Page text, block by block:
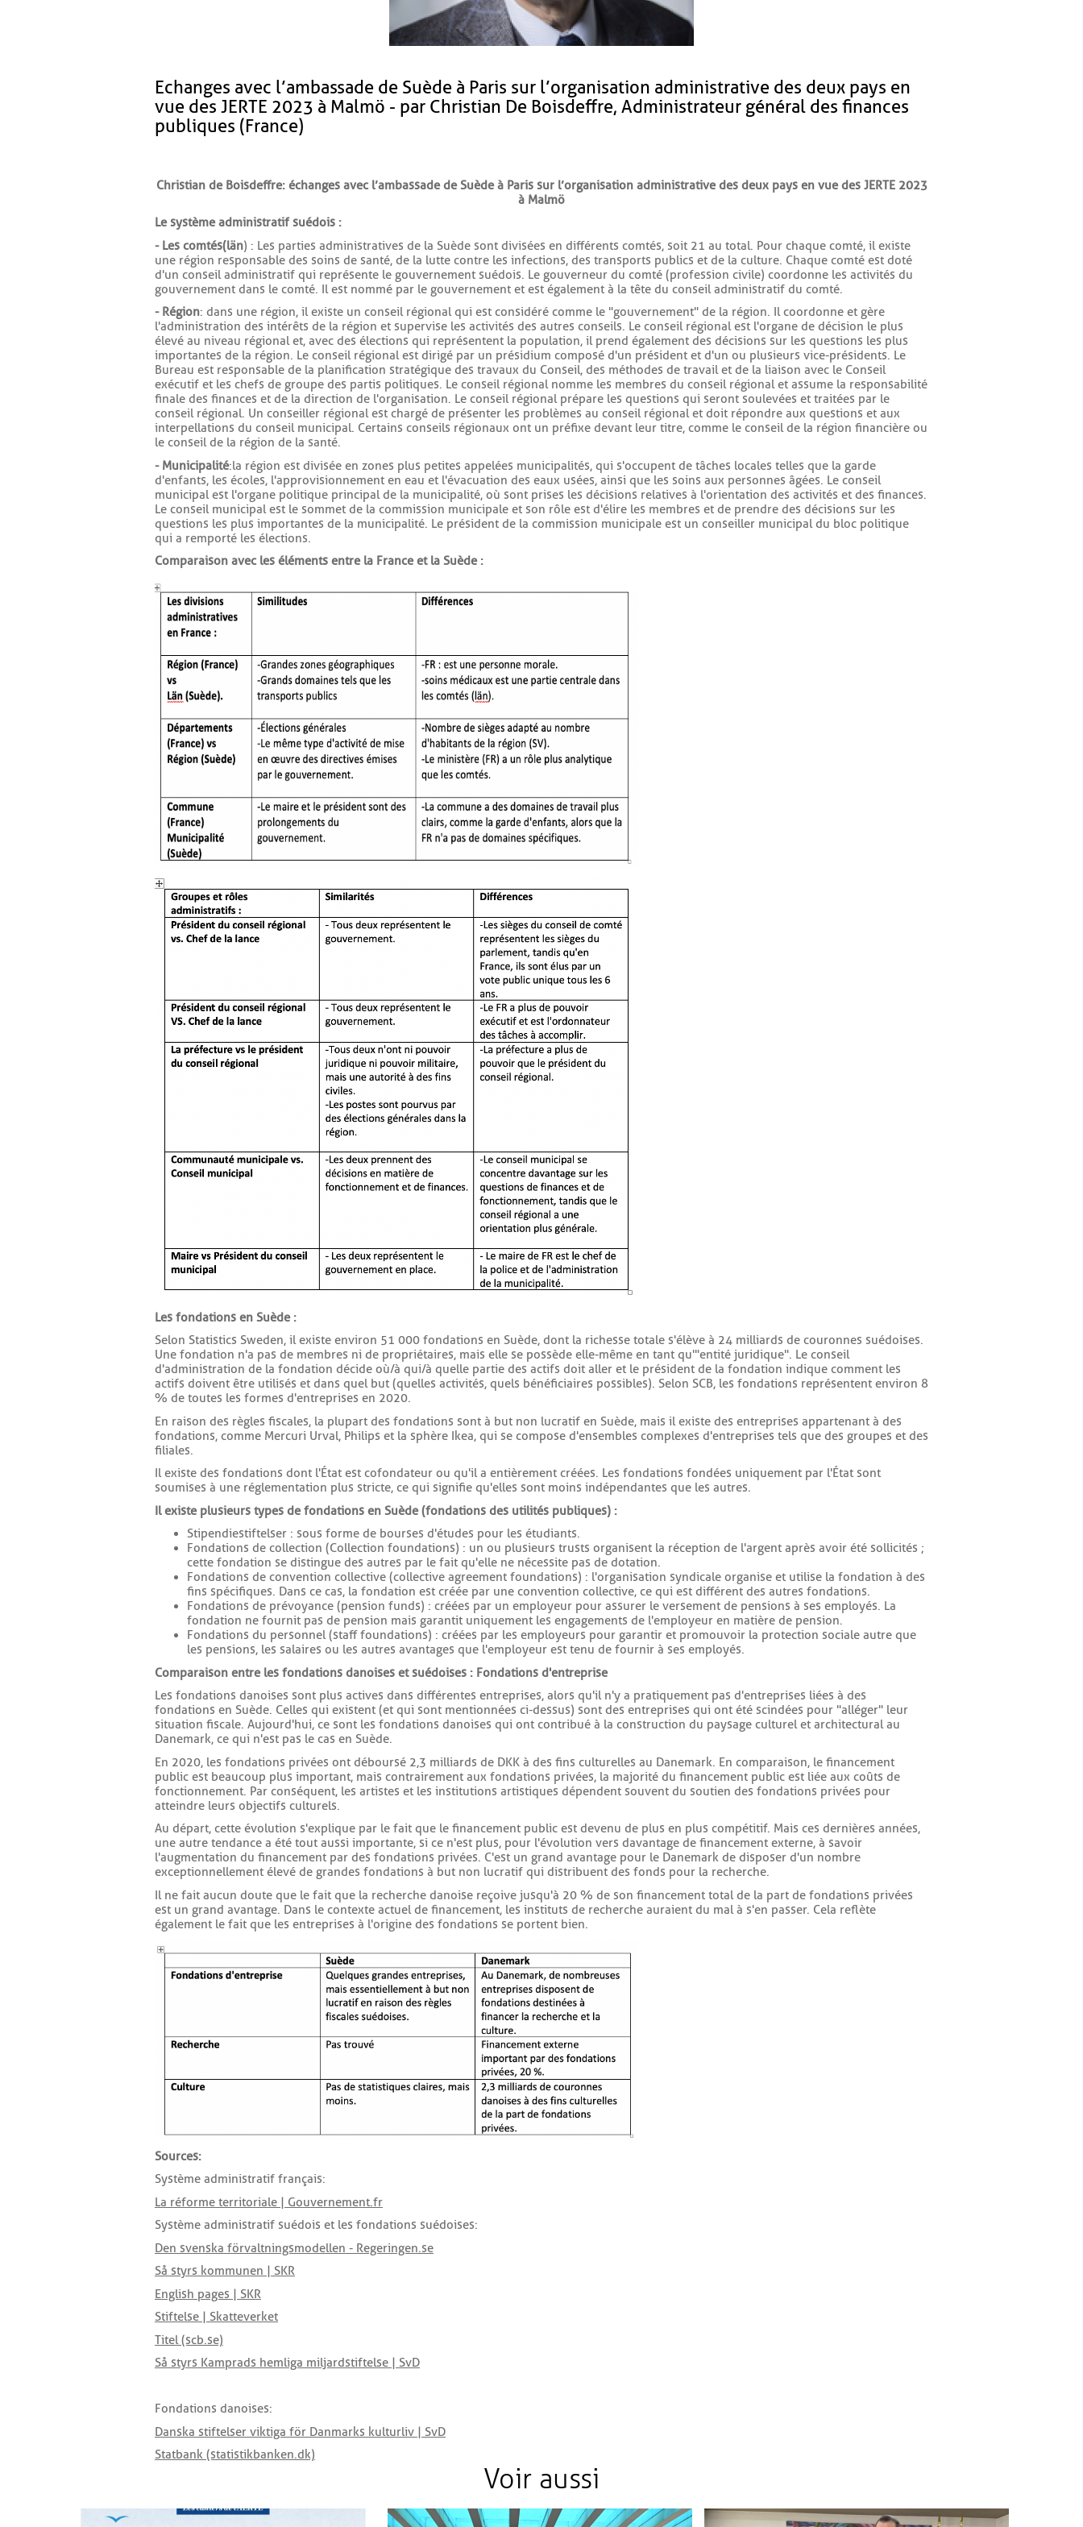
Echanges avec l’ambassade de Suède à Paris sur l’organisation administrative des deux pays en
vue des JERTE 2023 à Malmö - par Christian De Boisdeffre, Administrateur général des finances
publiques (France)
Christian de Boisdeffre : échanges avec l’ambassade de Suède à Paris sur l’organisation administrative des deux pays en vue des JERTE 2023
à Malmö
Le système administratif suédois :
- Les comtés (län) : Les parties administratives de la Suède sont divisées en différents comtés, soit 21 au total. Pour chaque comté, il existe
une région responsable des soins de santé, de la lutte contre les infections, des transports publics et de la culture. Chaque comté est doté
d'un conseil administratif qui représente le gouvernement suédois. Le gouverneur du comté (profession civile) coordonne les activités du
gouvernement dans le comté. Il est nommé par le gouvernement et est également à la tête du conseil administratif du comté.
- Région: dans une région, il existe un conseil régional qui est considéré comme le "gouvernement" de la région. Il coordonne et gère
l'administration des intérêts de la région et supervise les activités des autres conseils. Le conseil régional est l'organe de décision le plus
élevé au niveau régional et, avec des élections qui représentent la population, il prend également des décisions sur les questions les plus
importantes de la région. Le conseil régional est dirigé par un présidium composé d'un président et d'un ou plusieurs vice-présidents. Le
Bureau est responsable de la planification stratégique des travaux du Conseil, des méthodes de travail et de la liaison avec le Conseil
exécutif et les chefs de groupe des partis politiques. Le conseil régional nomme les membres du conseil régional et assume la responsabilité
finale des finances et de la direction de l'organisation. Le conseil régional prépare les questions qui seront soulevées et traitées par le
conseil régional. Un conseiller régional est chargé de présenter les problèmes au conseil régional et doit répondre aux questions et aux
interpellations du conseil municipal. Certains conseils régionaux ont un préfixe devant leur titre, comme le conseil de la région financière ou
le conseil de la région de la santé.
- Municipalité: la région est divisée en zones plus petites appelées municipalités, qui s'occupent de tâches locales telles que la garde
d'enfants, les écoles, l'approvisionnement en eau et l'évacuation des eaux usées, ainsi que les soins aux personnes âgées. Le conseil
municipal est l'organe politique principal de la municipalité, où sont prises les décisions relatives à l'orientation des activités et des finances.
Le conseil municipal est le sommet de la commission municipale et son rôle est d'élire les membres et de prendre des décisions sur les
questions les plus importantes de la municipalité. Le président de la commission municipale est un conseiller municipal du bloc politique
qui a remporté les élections.
Comparaison avec les éléments entre la France et la Suède :
Les fondations en Suède :
Selon Statistics Sweden, il existe environ 51 000 fondations en Suède, dont la richesse totale s'élève à 24 milliards de couronnes suédoises.
Une fondation n'a pas de membres ni de propriétaires, mais elle se possède elle-même en tant qu'"entité juridique". Le conseil
d'administration de la fondation décide où/à qui/à quelle partie des actifs doit aller et le président de la fondation indique comment les
actifs doivent être utilisés et dans quel but (quelles activités, quels bénéficiaires possibles). Selon SCB, les fondations représentent environ 8
% de toutes les formes d'entreprises en 2020.
En raison des règles fiscales, la plupart des fondations sont à but non lucratif en Suède, mais il existe des entreprises appartenant à des
fondations, comme Mercuri Urval, Philips et la sphère Ikea, qui se compose d'ensembles complexes d'entreprises tels que des groupes et des
filiales.
Il existe des fondations dont l'État est cofondateur ou qu'il a entièrement créées. Les fondations fondées uniquement par l'État sont
soumises à une réglementation plus stricte, ce qui signifie qu'elles sont moins indépendantes que les autres.
Il existe plusieurs types de fondations en Suède (fondations des utilités publiques) :
Stipendiestiftelser : sous forme de bourses d'études pour les étudiants.
Fondations de collection (Collection foundations) : un ou plusieurs trusts organisent la réception de l'argent après avoir été sollicités ;
cette fondation se distingue des autres par le fait qu'elle ne nécessite pas de dotation.
Fondations de convention collective (collective agreement foundations) : l'organisation syndicale organise et utilise la fondation à des
fins spécifiques. Dans ce cas, la fondation est créée par une convention collective, ce qui est différent des autres fondations.
Fondations de prévoyance (pension funds) : créées par un employeur pour assurer le versement de pensions à ses employés. La
fondation ne fournit pas de pension mais garantit uniquement les engagements de l'employeur en matière de pension.
Fondations du personnel (staff foundations) : créées par les employeurs pour garantir et promouvoir la protection sociale autre que
les pensions, les salaires ou les autres avantages que l'employeur est tenu de fournir à ses employés.
Comparaison entre les fondations danoises et suédoises : Fondations d'entreprise
Les fondations danoises sont plus actives dans différentes entreprises, alors qu'il n'y a pratiquement pas d'entreprises liées à des
fondations en Suède. Celles qui existent (et qui sont mentionnées ci-dessus) sont des entreprises qui ont été scindées pour "alléger" leur
situation fiscale. Aujourd'hui, ce sont les fondations danoises qui ont contribué à la construction du paysage culturel et architectural au
Danemark, ce qui n'est pas le cas en Suède.
En 2020, les fondations privées ont déboursé 2,3 milliards de DKK à des fins culturelles au Danemark. En comparaison, le financement
public est beaucoup plus important, mais contrairement aux fondations privées, la majorité du financement public est liée aux coûts de
fonctionnement. Par conséquent, les artistes et les institutions artistiques dépendent souvent du soutien des fondations privées pour
atteindre leurs objectifs culturels.
Au départ, cette évolution s'explique par le fait que le financement public est devenu de plus en plus compétitif. Mais ces dernières années,
une autre tendance a été tout aussi importante, si ce n'est plus, pour l'évolution vers davantage de financement externe, à savoir
l'augmentation du financement par des fondations privées. C'est un grand avantage pour le Danemark de disposer d'un nombre
exceptionnellement élevé de grandes fondations à but non lucratif qui distribuent des fonds pour la recherche.
Il ne fait aucun doute que le fait que la recherche danoise reçoive jusqu'à 20 % de son financement total de la part de fondations privées
est un grand avantage. Dans le contexte actuel de financement, les instituts de recherche auraient du mal à s'en passer. Cela reflète
également le fait que les entreprises à l'origine des fondations se portent bien.
Sources :
Système administratif français :
La réforme territoriale | Gouvernement.fr
Système administratif suédois et les fondations suédoises :
Den svenska förvaltningsmodellen - Regeringen.se
Så styrs kommunen | SKR
English pages | SKR
Stiftelse | Skatteverket
Titel (scb.se)
Så styrs Kamprads hemliga miljardstiftelse | SvD
Fondations danoises:
Danska stiftelser viktiga för Danmarks kulturliv | SvD
Statbank (statistikbanken.dk)
Voir aussi